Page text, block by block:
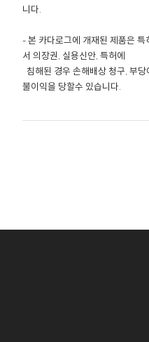
니다.
- 본 카다로그에 개재된 제품은
서 의장권, 실용신안, 특허에
침해된 경우 손해배상 청구, 부
불이익을 당할수 있습니다.